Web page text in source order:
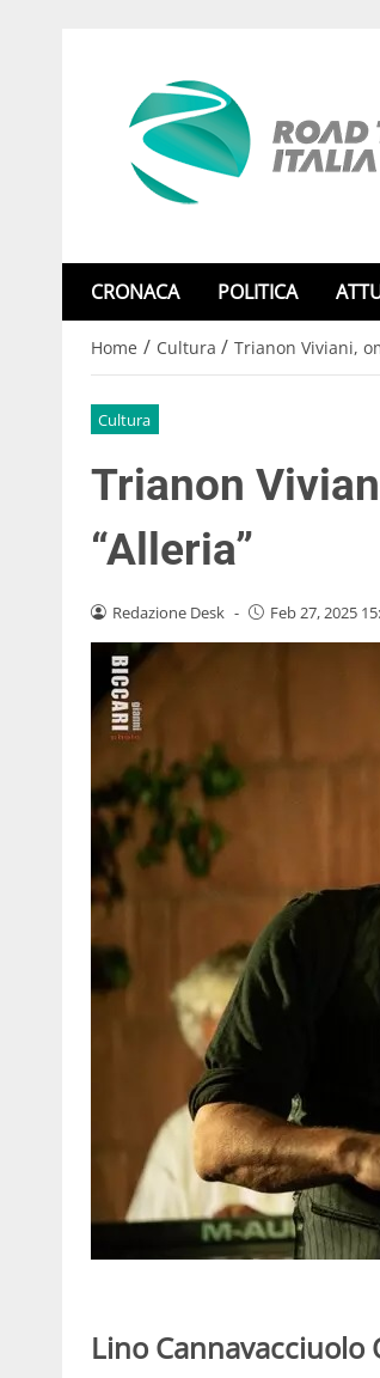
CRONACA POLITICA
Home / Cultura / Trianon Viviani,
Cultura
Trianon
“Alleria”
Redazione Desk - Feb 27, 2025
Lino